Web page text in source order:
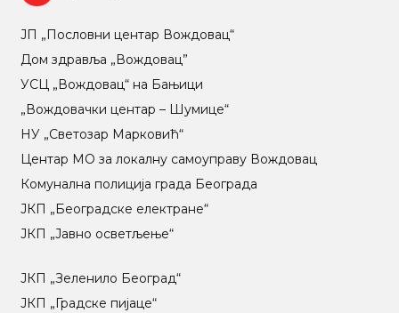
ЈП „Пословни центар Вождовац“
Дом здравља „Вождовац”
УСЦ „Вождовац“ на Бањици
„Вождовачки центар – Шумице“
НУ „Светозар Марковић“
Центар МO за локалну самоуправу Вождовац
Комунална полиција града Београда
ЈКП „Београдске електране“
ЈКП „Јавно осветљење“
ЈКП „Зеленило Београд“
ЈКП „Градске пијаце“